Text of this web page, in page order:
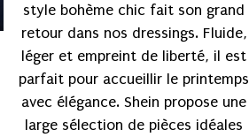
style bohème chic fait son grand
retour dans nos dressings. Fluide,
léger et empreint de liberté, il est
parfait pour accueillir le printemps
avec élégance. Shein propose une
large sélection de pièces idéales